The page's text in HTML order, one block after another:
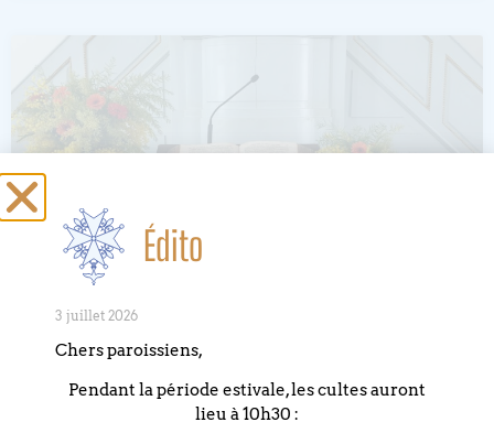
Formation pour adultes 2023/2024
Il existe bien des façons d’avancer dans la
réflexion sur Dieu, sur le monde, sur nous-
Édito
3 juillet 2026
Chers paroissiens,
Pendant la période estivale, les cultes auront
lieu à 10h30 :